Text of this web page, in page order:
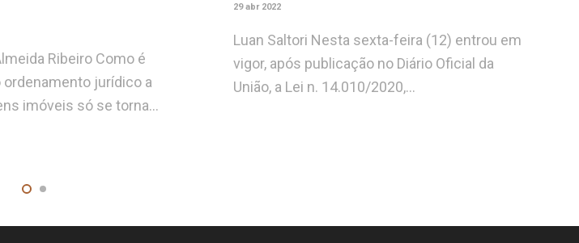
Ribeiro Como é
jurídico a
imóveis só se torna…
29 abr 2022
Luan Saltori Nesta sexta-feira (12) entrou em
vigor, após publicação no Diário Oficial da
União, a Lei n. 14.010/2020,…